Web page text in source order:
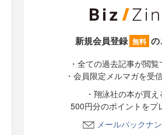
新規会員登録 無料 の
・全ての過去記事が閲
・会員限定メルマガを受
・翔泳社の本が買え
500円分のポイントをプ
メールバックナ